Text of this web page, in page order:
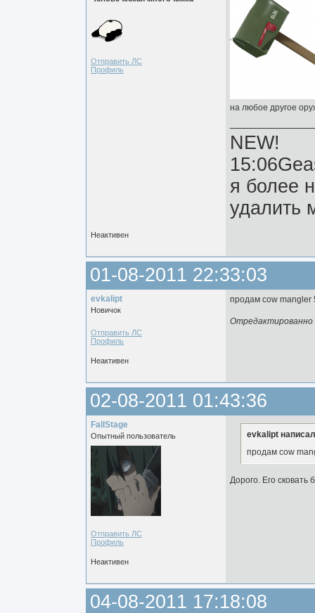
Отправить ЛС
Профиль
на любое другое
NEW!
я более
удалить
Неактивен
01-08-2011 22:33:03
evkalipt
Новичок
Отправить ЛС
Профиль
продам cow mangler
Отредактированно
Неактивен
02-08-2011 01:43:36
FallStage
Опытный пользователь
Отправить ЛС
Профиль
evkalipt
продам cow
Дорого. Его сковать
Неактивен
04-08-2011 17:18:08